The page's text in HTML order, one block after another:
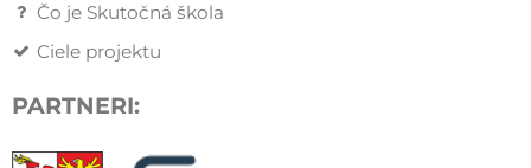
Čo je Skutočná škola
Ciele projektu
PARTNERI: